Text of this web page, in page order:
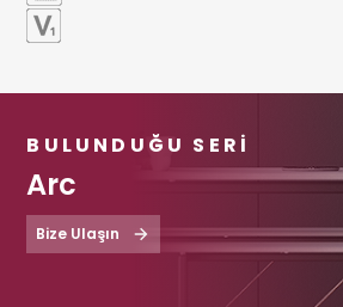
BULUNDUĞU SERI
Arc
Bize Ulaşın